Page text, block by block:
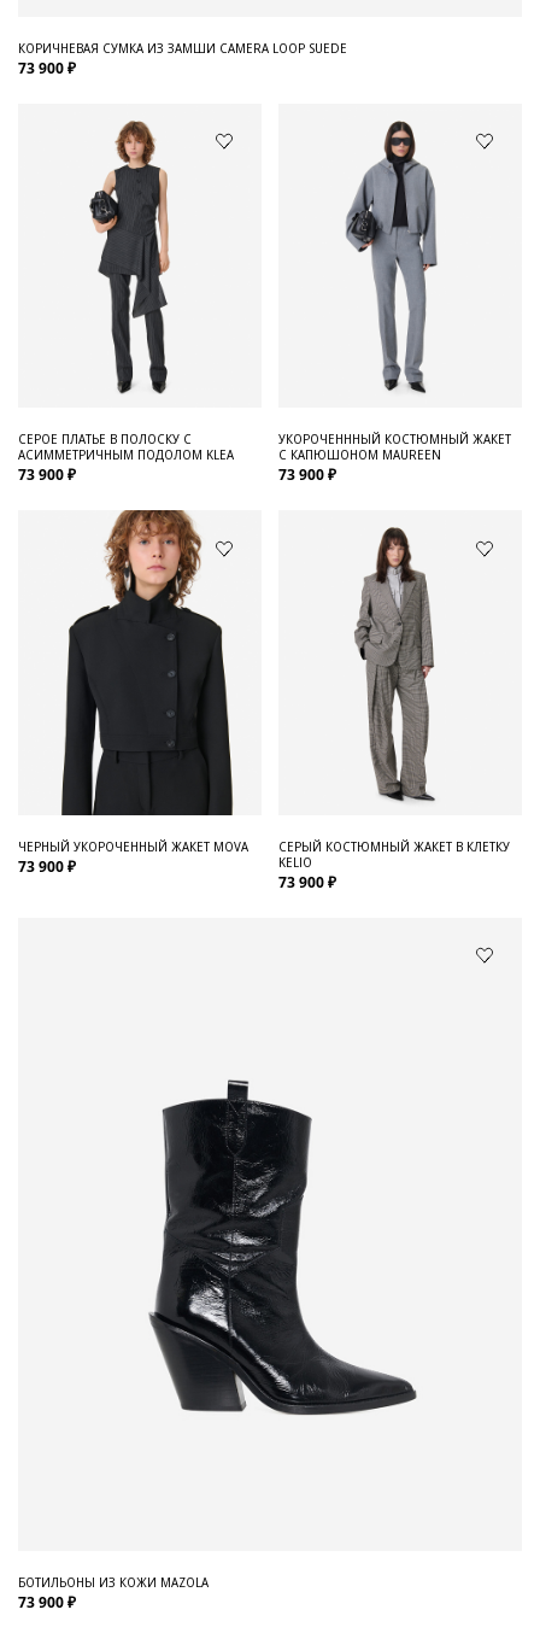
КОРИЧНЕВАЯ СУМКА ИЗ ЗАМШИ CAMERA LOOP SUEDE
73 900 ₽
СЕРОЕ ПЛАТЬЕ В ПОЛОСКУ С
АСИММЕТРИЧНЫМ ПОДОЛОМ KLEA
73 900 ₽
УКОРОЧЕНННЫЙ КОСТЮМНЫЙ ЖАКЕТ
С КАПЮШОНОМ MAUREEN
73 900 ₽
ЧЕРНЫЙ УКОРОЧЕННЫЙ ЖАКЕТ MOVA
73 900 ₽
СЕРЫЙ КОСТЮМНЫЙ ЖАКЕТ В КЛЕТКУ
KELIO
73 900 ₽
БОТИЛЬОНЫ ИЗ КОЖИ MAZOLA
73 900 ₽